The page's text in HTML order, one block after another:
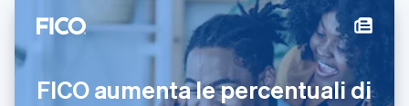
FICO aumenta le percentuali di
日本語
Gibilterra
English